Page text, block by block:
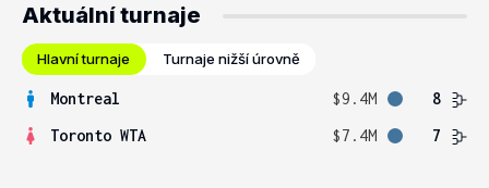
Aktuální turnaje
Hlavní turnaje Turnaje nižší úrovně
Montreal $9.4M
8
Toronto WTA
$7.4M 7